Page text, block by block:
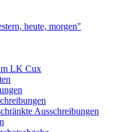
heute, morgen"
LK Cux
Ausschreibungen